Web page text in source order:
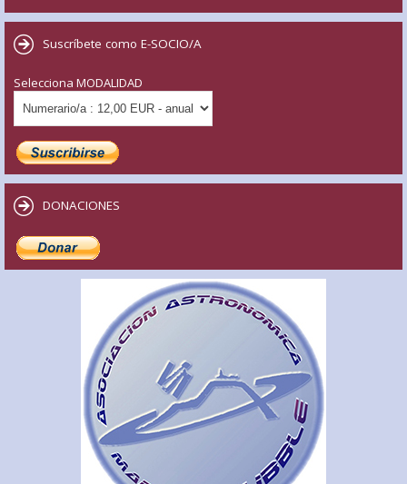
Suscríbete como E-SOCIO/A
Selecciona MODALIDAD
DONACIONES